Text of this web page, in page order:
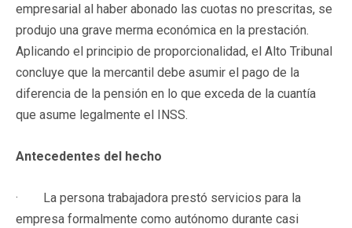
empresarial al haber abonado las cuotas no prescritas, se
produjo una grave merma económica en la prestación.
Aplicando el principio de proporcionalidad, el Alto Tribunal
concluye que la mercantil debe asumir el pago de la
diferencia de la pensión en lo que exceda de la cuantía
que asume legalmente el INSS.
Antecedentes del hecho
· La persona trabajadora prestó servicios para la
empresa formalmente como autónomo durante casi